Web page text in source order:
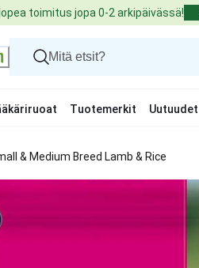
toimitus jopa 0-2 arkipäivässä!
Tuotemerkit Uutuudet
& Medium Breed Lamb & Rice